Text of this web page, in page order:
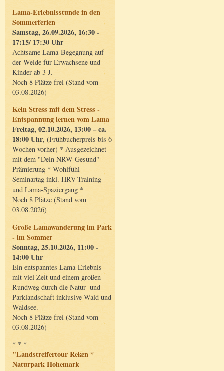
Lama-Erlebnisstunde in den
Sommerferien
Samstag, 26.09.2026, 16:30 -
17:15/ 17:30 Uhr
Achtsame Lama-Begegnung auf
der Weide für Erwachsene und
Kinder ab 3 J.
Noch 8 Plätze frei (Stand vom
03.08.2026)
Kein Stress mit dem Stress -
Entspannung lernen vom Lama
Freitag, 02.10.2026, 13:00 – ca.
18:00 Uhr, (Frühbucherpreis bis 6
Wochen vorher) * Ausgezeichnet
mit dem "Dein NRW Gesund"-
Prämierung * Wohlfühl-
Seminartag inkl. HRV-Training
und Lama-Spaziergang *
Noch 8 Plätze (Stand vom
03.08.2026)
Große Lamawanderung im Park
- im Sommer
Sonntag, 25.10.2026, 11:00 -
14:00 Uhr
Ein entspanntes Lama-Erlebnis
mit viel Zeit und einem großen
Rundweg durch die Natur- und
Parklandschaft inklusive Wald und
Waldsee.
Noch 8 Plätze frei (Stand vom
03.08.2026)
* * *
"Landstreifertour Reken *
Naturpark Hohemark